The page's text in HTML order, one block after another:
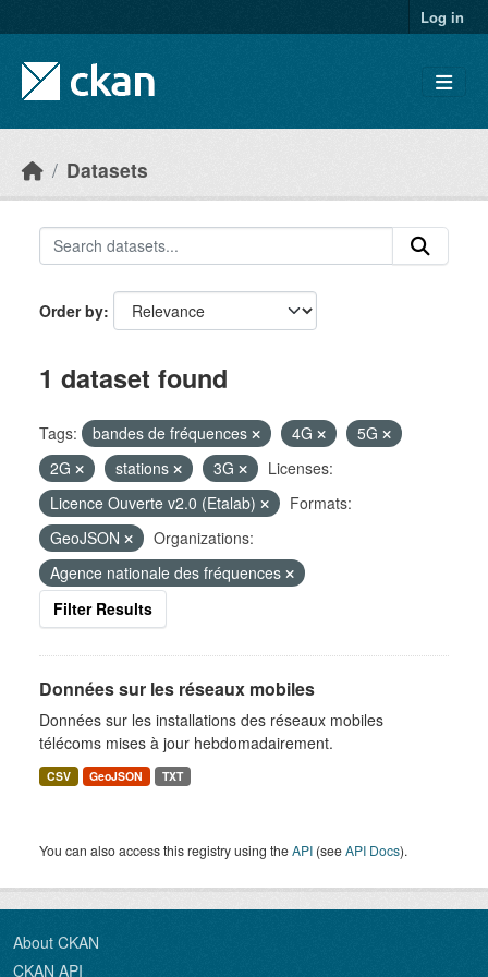
Log in
Datasets
Order by
1 dataset found
Tags: bandes de fréquences 4G
5G
2G
stations 3G
Licenses:
Licence Ouverte v2.0 (Etalab)
Formats:
GeoJSON
Organizations:
Agence nationale des fréquences
Filter Results
Données sur les réseaux mobiles
Données sur les installations des réseaux mobiles
télécoms mises à jour hebdomadairement.
CSV GeoJSON TXT
You can also access this registry using theAPI (seeAPI Docs).
About CKAN
CKAN API